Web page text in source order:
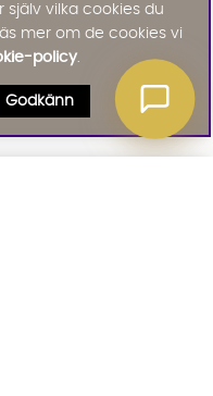
själv vilka cookies du
mer om de cookies vi
policy.
Godkänn